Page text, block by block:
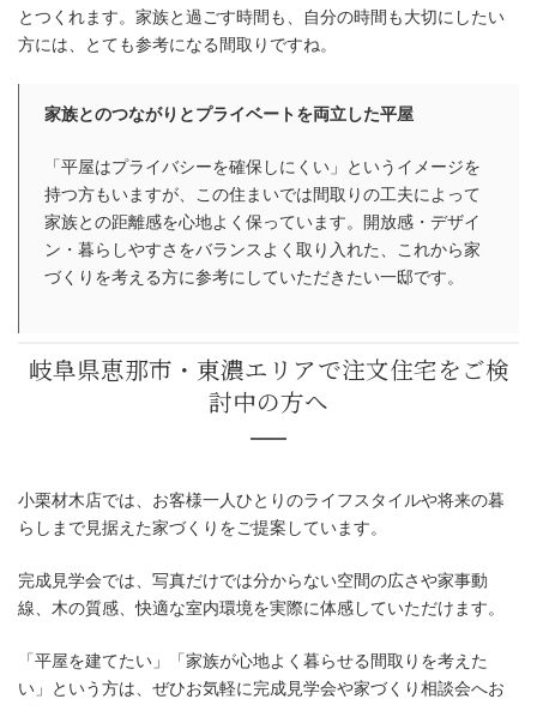
とつくれます。家族と過ごす時間も、自分の時間も大切にしたい
方には、とても参考になる間取りですね。
家族とのつながりとプライベートを両立した平屋
「平屋はプライバシーを確保しにくい」というイメージを
持つ方もいますが、この住まいでは間取りの工夫によって
家族との距離感を心地よく保っています。開放感・デザイ
ン・暮らしやすさをバランスよく取り入れた、これから家
づくりを考える方に参考にしていただきたい一邸です。
小栗材木店では、お客様一人ひとりのライフスタイルや将来の暮
らしまで見据えた家づくりをご提案しています。
完成見学会では、写真だけでは分からない空間の広さや家事動
線、木の質感、快適な室内環境を実際に体感していただけます。
「平屋を建てたい」「家族が心地よく暮らせる間取りを考えた
い」という方は、ぜひお気軽に完成見学会や家づくり相談会へお